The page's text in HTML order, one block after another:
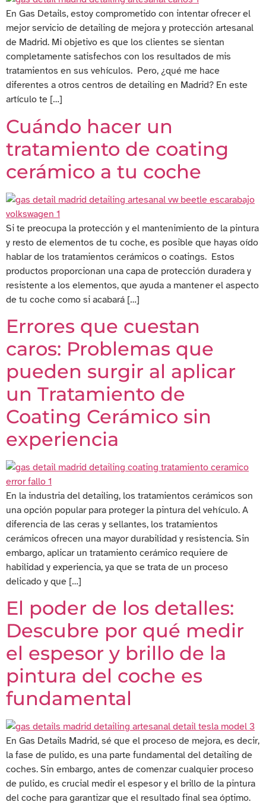
En Gas Details, estoy comprometido con intentar ofrecer el
mejor servicio de detailing de mejora y protección artesanal
de Madrid. Mi objetivo es que los clientes se sientan
completamente satisfechos con los resultados de mis
tratamientos en sus vehículos. Pero, ¿qué me hace
diferentes a otros centros de detailing en Madrid? En este
artículo te […]
Cuándo hacer un
tratamiento de coating
cerámico a tu coche
Si te preocupa la protección y el mantenimiento de la pintura
y resto de elementos de tu coche, es posible que hayas oído
hablar de los tratamientos cerámicos o coatings. Estos
productos proporcionan una capa de protección duradera y
resistente a los elementos, que ayuda a mantener el aspecto
de tu coche como si acabará […]
Errores que cuestan
caros: Problemas que
pueden surgir al aplicar
un Tratamiento de
Coating Cerámico sin
experiencia
En la industria del detailing, los tratamientos cerámicos son
una opción popular para proteger la pintura del vehículo. A
diferencia de las ceras y sellantes, los tratamientos
cerámicos ofrecen una mayor durabilidad y resistencia. Sin
embargo, aplicar un tratamiento cerámico requiere de
habilidad y experiencia, ya que se trata de un proceso
delicado y que […]
El poder de los detalles:
Descubre por qué medir
el espesor y brillo de la
pintura del coche es
fundamental
En Gas Details Madrid, sé que el proceso de mejora, es decir,
la fase de pulido, es una parte fundamental del detailing de
coches. Sin embargo, antes de comenzar cualquier proceso
de pulido, es crucial medir el espesor y el brillo de la pintura
del coche para garantizar que el resultado final sea óptimo.